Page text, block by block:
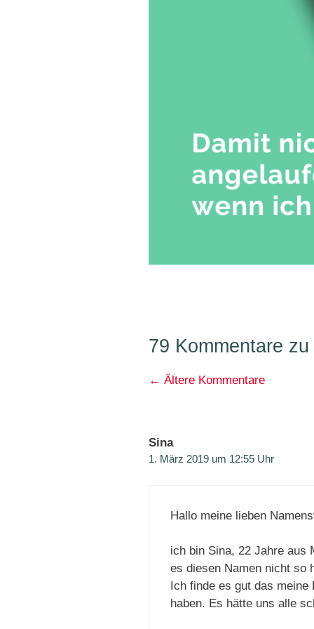
79 Kommentare zu
← Ältere Kommentare
Sina
1. März 2019 um 12:55 Uhr
Hallo meine lieben
ich bin Sina, 22 Jahre aus
es diesen Namen nicht so
Ich finde es gut das
haben. Es hätte uns alle